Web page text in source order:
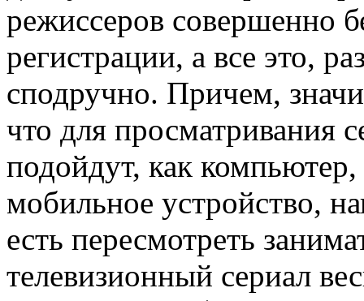
режиссеров совершенно
регистрации, а все это,
сподручно. Причем,
что для просматривания
подойдут, как
мобильное устройство,
есть пересмотреть
телевизионный сериал